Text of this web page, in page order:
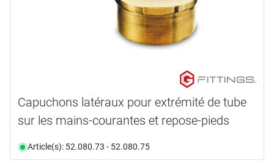
Capuchons latéraux pour extrémité de tube
sur les mains-courantes et repose-pieds
Article(s): 52.080.73 - 52.080.75